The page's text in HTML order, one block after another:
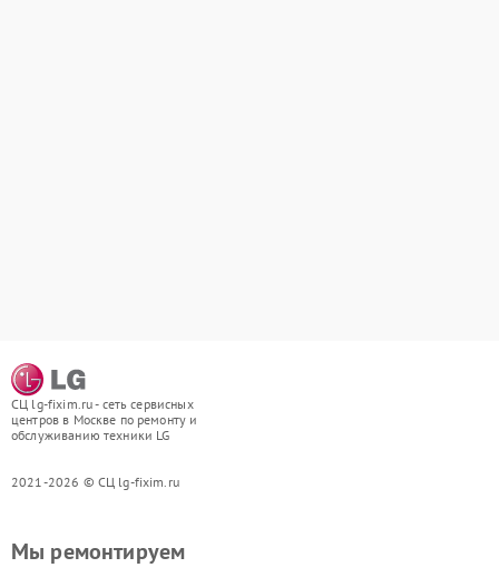
СЦ lg-fixim.ru - сеть сервисных
центров в Москве по ремонту и
обслуживанию техники LG
2021-2026 © СЦ lg-fixim.ru
Мы ремонтируем